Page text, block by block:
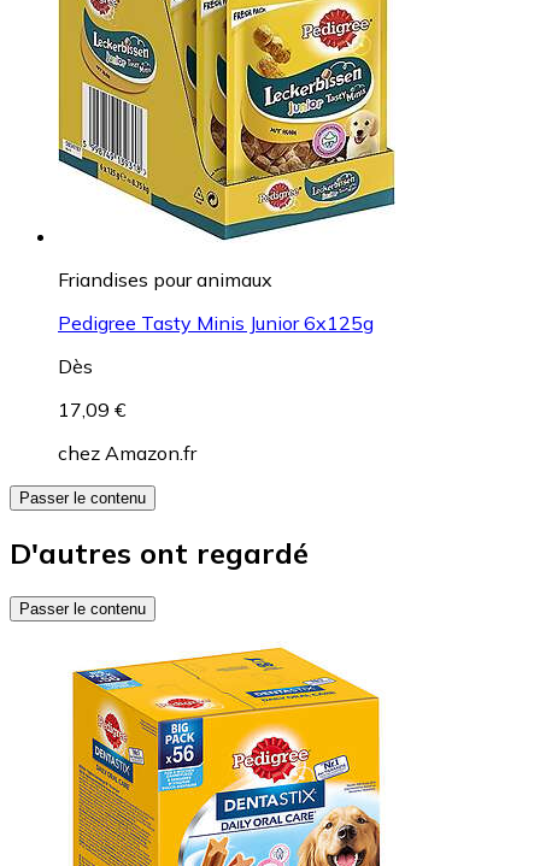
Friandises pour animaux
Pedigree Tasty Minis Junior 6x125g
Dès
17,09 €
chez Amazon.fr
Passer le contenu
D'autres ont regardé
Passer le contenu